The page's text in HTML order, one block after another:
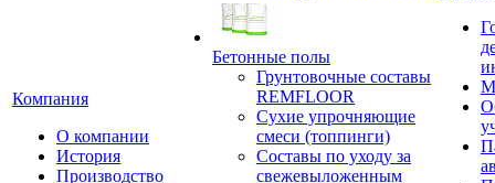
Компания
О компании
История
Производство
Бетонные полы
Грунтовочные составы
REMFLOOR
Сухие упрочняющие
смеси (топпинги)
Составы по уходу за
свежевыложенным